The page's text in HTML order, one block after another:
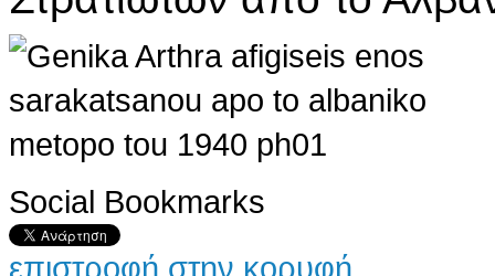
Social Bookmarks
επιστροφή στην κορυφή